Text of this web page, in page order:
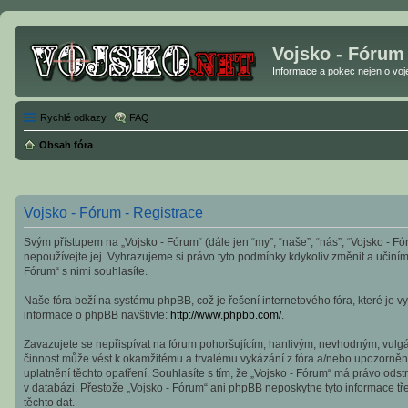
Vojsko - Fórum
Informace a pokec nejen o
Rychlé odkazy FAQ
Obsah fóra
Vojsko - Fórum - Registrace
Svým přístupem na „Vojsko - Fórum“ (dále jen “my”, “naše”, “nás”,
nepoužívejte jej. Vyhrazujeme si právo tyto podmínky kdykoliv změnit a
Fórum“ s nimi souhlasíte.
Naše fóra beží na systému phpBB, což je řešení internetového fóra, které je
informace o phpBB navštivte: http://www.phpbb.com/.
Zavazujete se nepřispívat na fórum pohoršujícím, hanlivým, nevhodným,
činnost může vést k okamžitému a trvalému vykázání z fóra a/nebo
uplatnění těchto opatření. Souhlasíte s tím, že „Vojsko - Fórum“ má právo
v databázi. Přestože „Vojsko - Fórum“ ani phpBB neposkytne tyto informace
těchto dat.